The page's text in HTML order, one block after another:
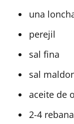
una
perejil
sal fina
sal
aceite de
2-4